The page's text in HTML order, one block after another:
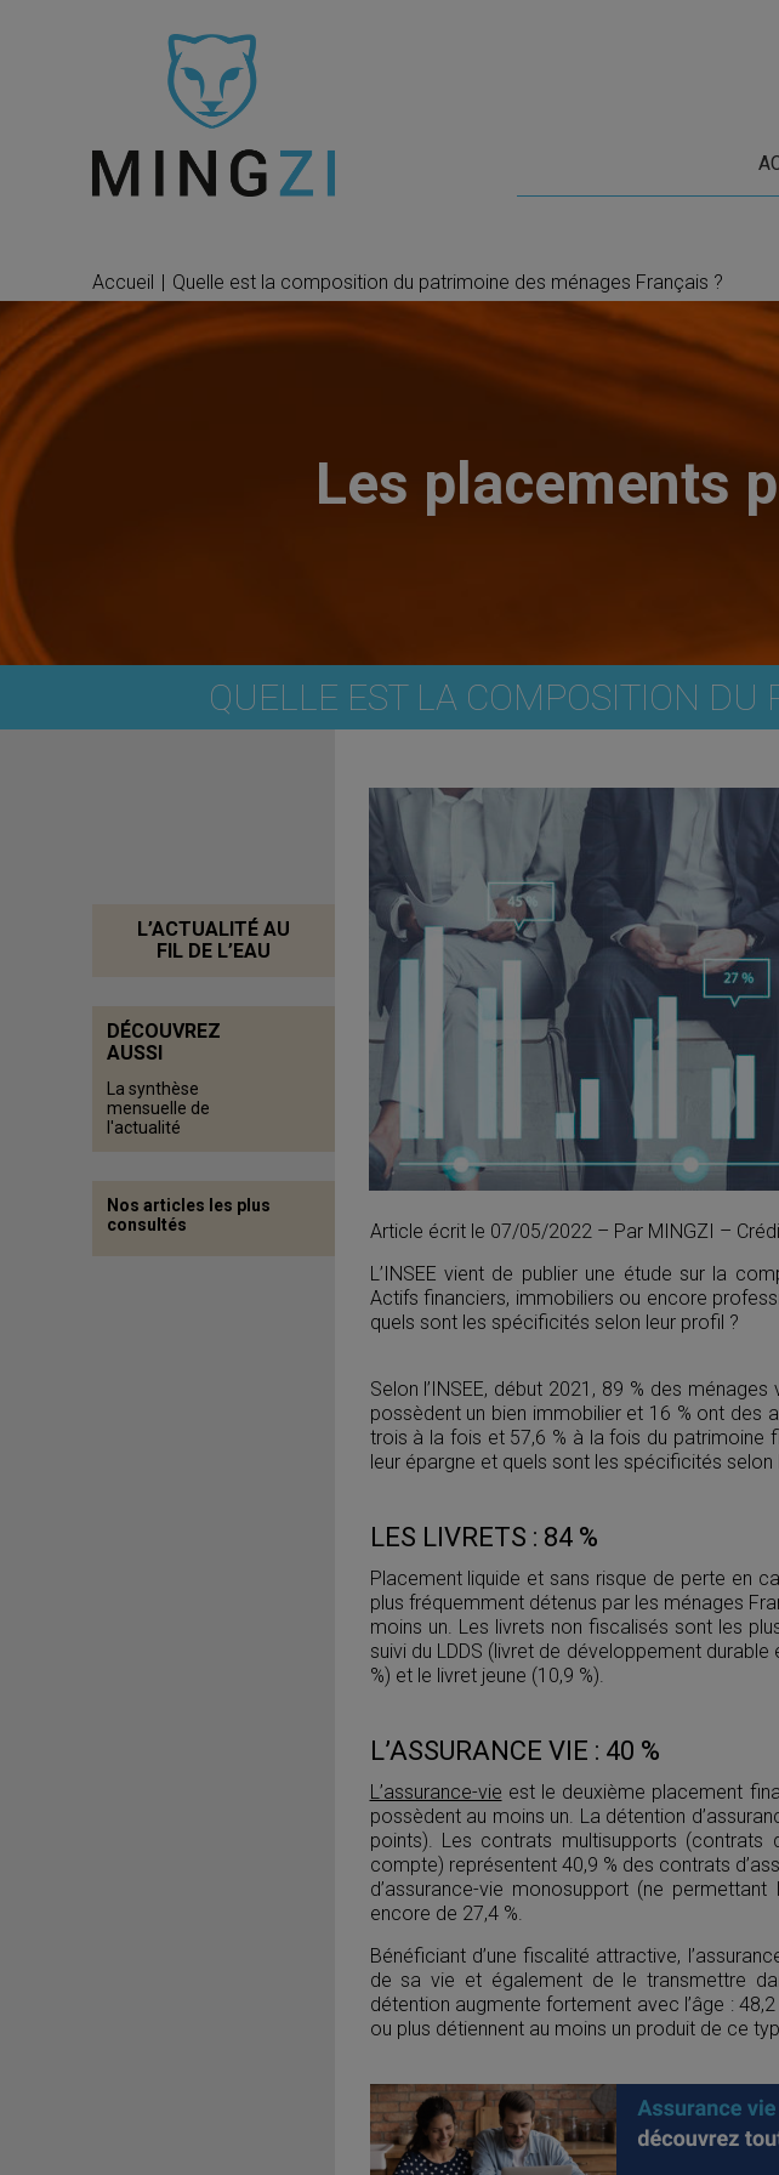
Accueil | Quelle est la composition du patrimoine des ménages Français ?
Les placements
QUELLE EST LA COMPOSITION
Article écrit le 07/05/2022 – Par MINGZI –
L’INSEE vient de publier une étude sur la
Actifs financiers, immobiliers ou encore
quels sont les spécificités selon leur profil ?
Selon l’INSEE, début 2021, 89 % des
possèdent un bien immobilier et 16 % ont des
trois à la fois et 57,6 % à la fois du patrimoine
leur épargne et quels sont les spécificités selon
LES LIVRETS : 84 %
Placement liquide et sans risque de perte en
plus fréquemment détenus par les ménages
moins un. Les livrets non fiscalisés sont les
suivi du LDDS (livret de développement
%) et le livret jeune (10,9 %).
L’ASSURANCE VIE : 40 %
L’assurance-vie est le deuxième placement
possèdent au moins un. La détention
points). Les contrats multisupports (contrats
compte) représentent 40,9 % des contrats
d’assurance-vie monosupport (ne
encore de 27,4 %.
Bénéficiant d’une fiscalité attractive,
de sa vie et également de le transmettre
détention augmente fortement avec l’âge :
ou plus détiennent au moins un produit de ce
L’ACTUALITÉ AU
FIL DE L’EAU
DÉCOUVREZ
AUSSI
La synthèse
mensuelle de
l'actualité
Nos articles les plus
consultés